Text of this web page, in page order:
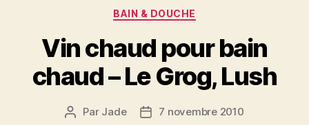
Catégories
BAIN & DOUCHE
Vin chaud pour bain
chaud – Le Grog, Lush
Auteur
Par Jade
Date7 novembre 2010